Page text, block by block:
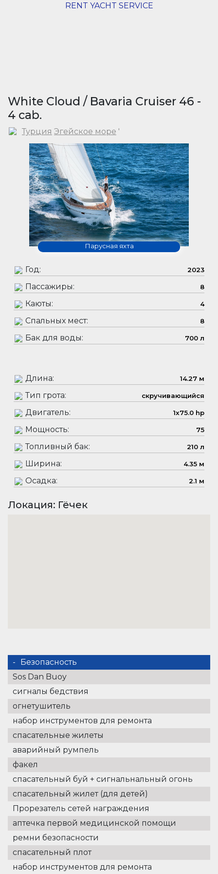
RENT YACHT SERVICE
White Cloud / Bavaria Cruiser 46 -
4 cab.
Турция Эгейское море '
Парусная яхта
Год: 2023
Пассажиры: 8
Каюты: 4
Спальных мест: 8
Бак для воды: 700 л
Длина: 14.27 м
Тип грота: скручивающийся
Двигатель: 1x75.0 hp
Мощность: 75
Топливный бак: 210 л
Ширина: 4.35 м
Осадка: 2.1 м
Локация: Гёчек
Безопасность
Sos Dan Buoy
сигналы бедствия
огнетушитель
набор инструментов для ремонта
спасательные жилеты
аварийный румпель
факел
спасательный буй + сигнальнальный огонь
спасательный жилет (для детей)
Прорезатель сетей награждения
аптечка первой медицинской помощи
ремни безопасности
спасательный плот
набор инструментов для ремонта